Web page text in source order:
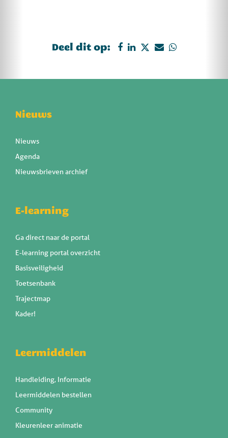
Deel dit op:
Nieuws
Nieuws
Agenda
Nieuwsbrieven archief
E-learning
Ga direct naar de portal
E-learning portal overzicht
Basisveiligheid
Toetsenbank
Trajectmap
Kader!
Leermiddelen
Handleiding, Informatie
Leermiddelen bestellen
Community
Kleurenleer animatie